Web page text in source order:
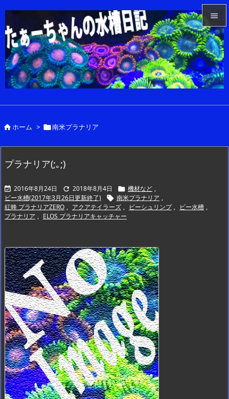


メニュ

サイド


ホーム > 南米プラナリア
プラナリア(;｡;)
 2016年8月24日  2018年8月4日  機材など ,
ビー水槽(2017年3月26日更新終了)
 南米プラナリア ,
紅蜂 プラナリアZERO , アクアテイラーズ , ビーシュリンプ , ビー水槽 ,
プラナリア , ELOS プラナリアキャッチャー